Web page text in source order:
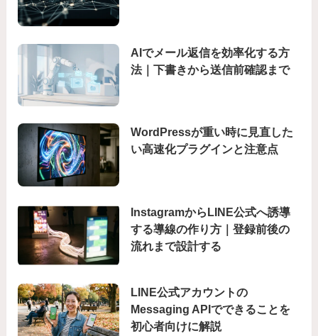
AIでメール返信を効率化する方
法｜下書きから送信前確認まで
WordPressが重い時に見直した
い高速化プラグインと注意点
InstagramからLINE公式へ誘導
する導線の作り方｜登録前後の
流れまで設計する
LINE公式アカウントの
Messaging APIでできることを
初心者向けに解説